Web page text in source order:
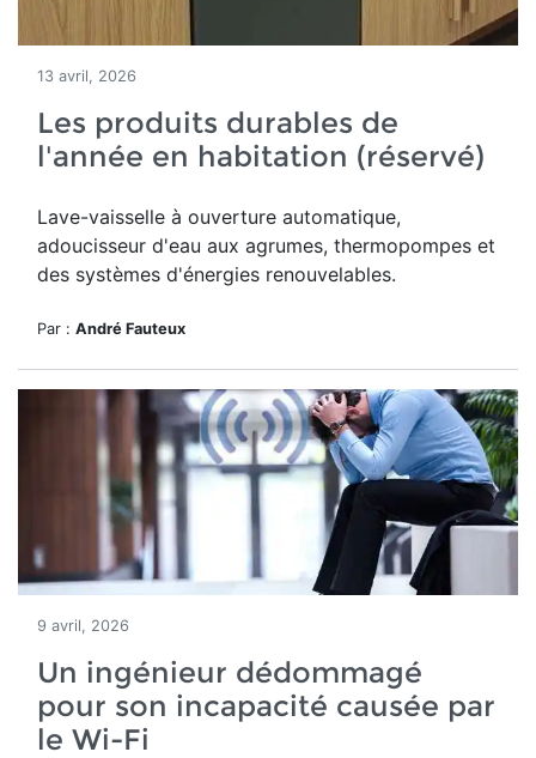
13 avril, 2026
Les produits durables de
l'année en habitation (réservé)
Lave-vaisselle à ouverture automatique,
adoucisseur d'eau aux agrumes, thermopompes et
des systèmes d'énergies renouvelables.
Par : André Fauteux
9 avril, 2026
Un ingénieur dédommagé
pour son incapacité causée par
le Wi-Fi